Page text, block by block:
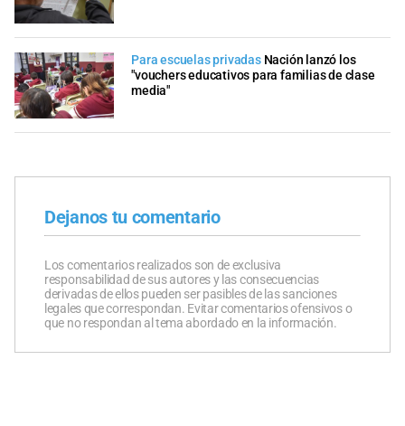
Para escuelas privadas Nación lanzó los
"vouchers educativos para familias de clase
media"
Dejanos tu comentario
Los comentarios realizados son de exclusiva
responsabilidad de sus autores y las consecuencias
derivadas de ellos pueden ser pasibles de las sanciones
legales que correspondan. Evitar comentarios ofensivos o
que no respondan al tema abordado en la información.